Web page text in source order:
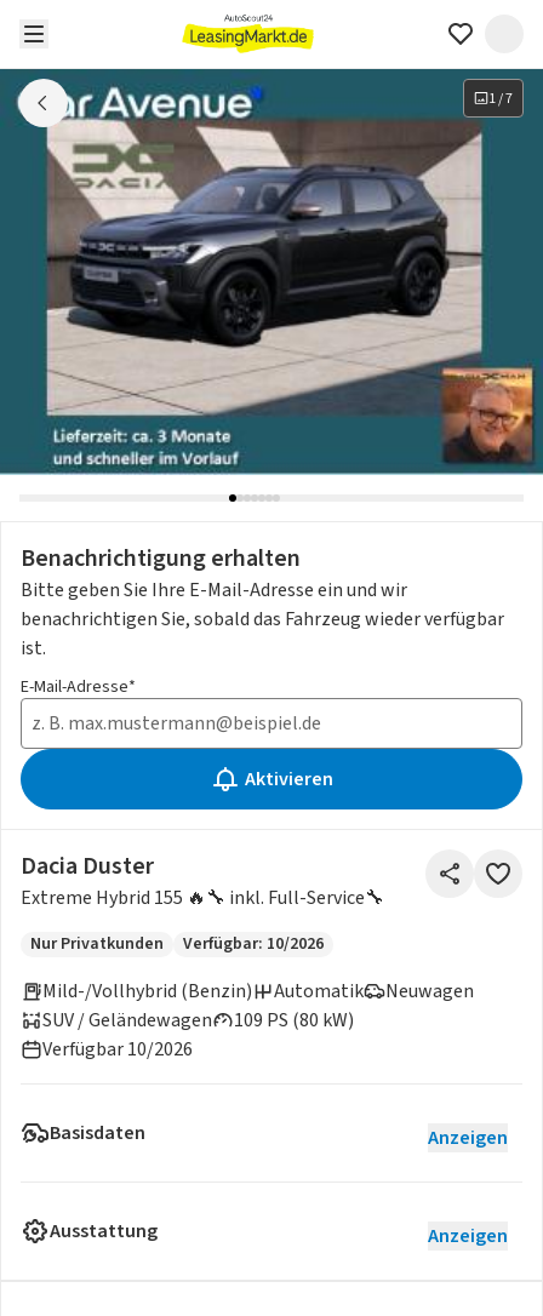
1/7
Benachrichtigung erhalten
Bitte geben Sie Ihre E-Mail-Adresse ein und wir
benachrichtigen Sie, sobald das Fahrzeug wieder verfügbar
ist.
E-Mail-Adresse*
Aktivieren
Dacia Duster
Extreme Hybrid 155 🔥🔧 inkl. Full-Service🔧
Nur Privatkunden Verfügbar: 10/2026
Mild-/Vollhybrid (Benzin)
Neuwagen
109 PS (80 kW)
Automatik
SUV / Geländewagen
Verfügbar 10/2026
Basisdaten Anzeigen
Ausstattung Anzeigen